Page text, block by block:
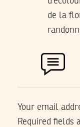
de la
Your email
Required fields